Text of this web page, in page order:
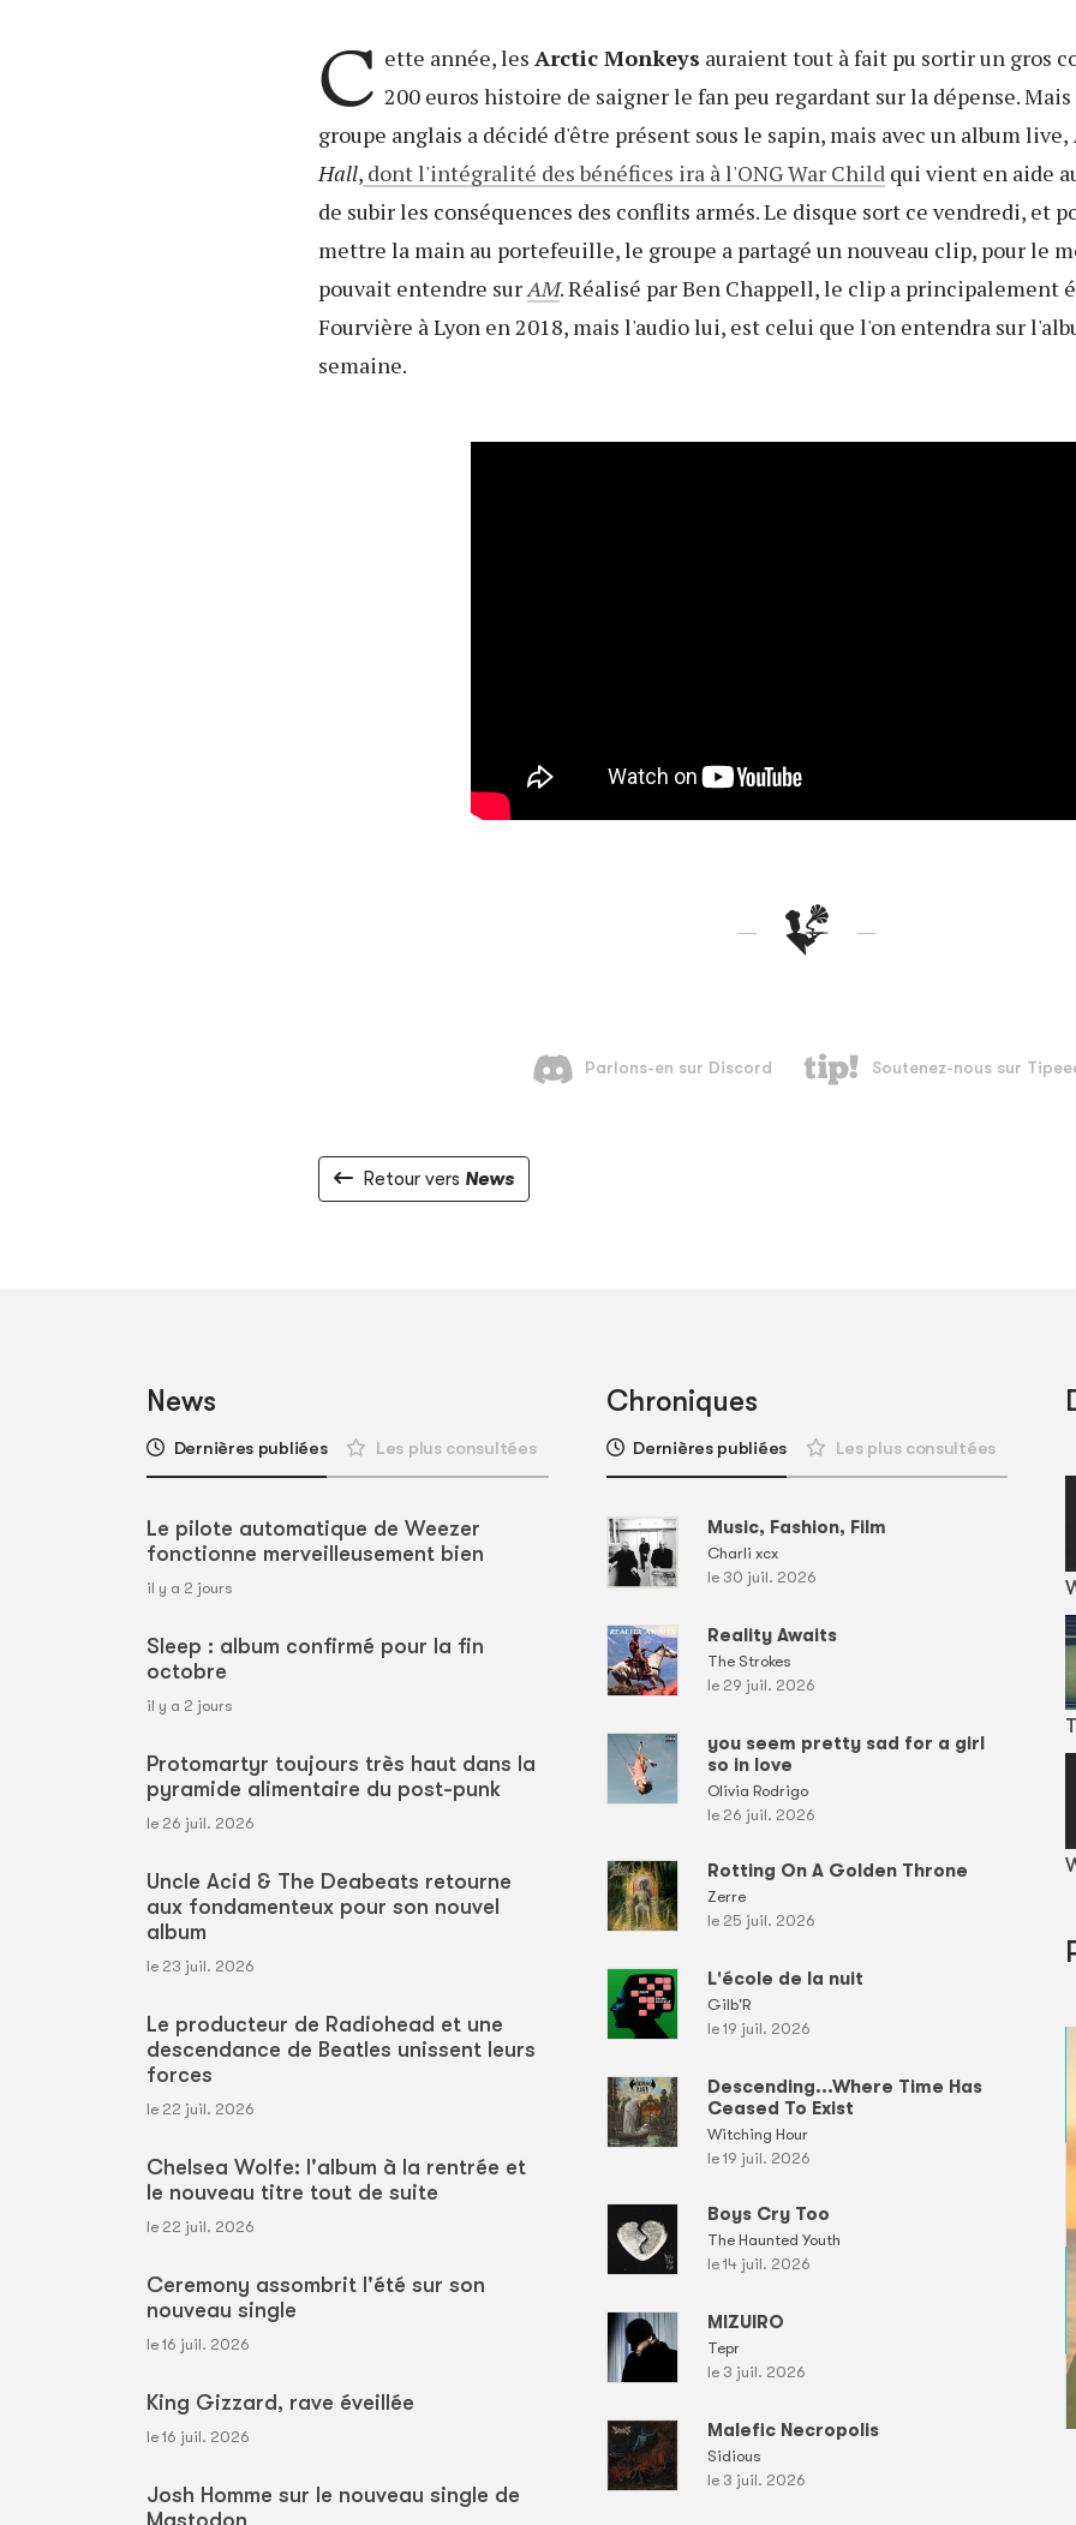
C ette année, les Arctic Monkeys auraient tout à fait pu sortir un gros
200 euros histoire de saigner le fan peu regardant sur la dépense.
groupe anglais a décidé d'être présent sous le sapin, mais avec un album live,
Hall,dont l'intégralité des bénéfices ira à l'ONG War Childqui vient en aide
de subir les conséquences des conflits armés. Le disque sort ce vendredi, et
mettre la main au portefeuille, le groupe a partagé un nouveau clip, pour le
pouvait entendre surAM. Réalisé par Ben Chappell, le clip a principalement
Fourvière à Lyon en 2018, mais l'audio lui, est celui que l'on entendra sur
semaine.
Retour vers News
News
Dernières publiées Les plus consultées
Le pilote automatique de Weezer
fonctionne merveilleusement bien
il y a 2 jours
Sleep : album confirmé pour la fin
octobre
il y a 2 jours
Protomartyr toujours très haut dans la
pyramide alimentaire du post-punk
le 26 juil. 2026
Uncle Acid & The Deabeats retourne
aux fondamenteux pour son nouvel
album
le 23 juil. 2026
Le producteur de Radiohead et une
descendance de Beatles unissent leurs
forces
le 22 juil. 2026
Chelsea Wolfe: l'album à la rentrée et
le nouveau titre tout de suite
le 22 juil. 2026
Ceremony assombrit l'été sur son
nouveau single
le 16 juil. 2026
King Gizzard, rave éveillée
le 16 juil. 2026
Josh Homme sur le nouveau single de
Chroniques
Dernières publiées Les plus consultées
Music, Fashion, Film
Charli xcx
le 30 juil. 2026
Reality Awaits
The Strokes
le 29 juil. 2026
you seem pretty sad for a girl
so in love
Olivia Rodrigo
le 26 juil. 2026
Rotting On A Golden Throne
Zerre
le 25 juil. 2026
L'école de la nuit
Gilb'R
le 19 juil. 2026
Descending...Where Time Has
Ceased To Exist
Witching Hour
le 19 juil. 2026
Boys Cry Too
The Haunted Youth
le 14 juil. 2026
MIZUIRO
Tepr
le 3 juil. 2026
Malefic Necropolis
Sidious
le 3 juil. 2026